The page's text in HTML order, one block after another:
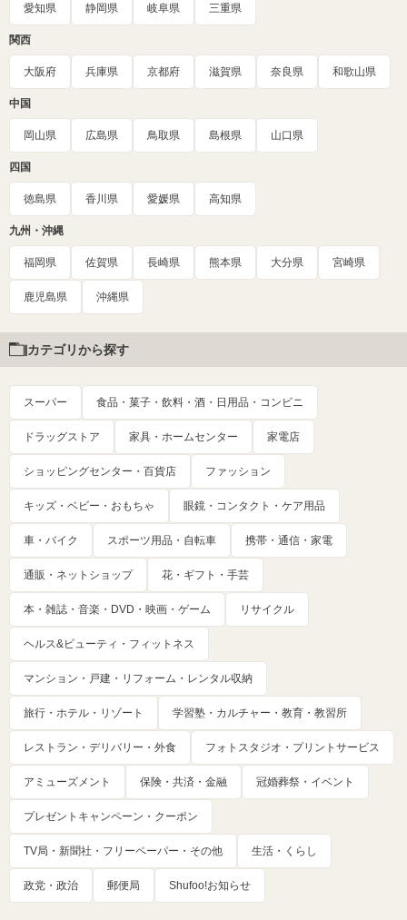
愛知県 静岡県 岐阜県 三重県
関西
大阪府 兵庫県 京都府 滋賀県 奈良県 和歌山県
中国
岡山県 広島県 鳥取県 島根県 山口県
四国
徳島県 香川県 愛媛県 高知県
九州・沖縄
福岡県 佐賀県 長崎県 熊本県 大分県 宮崎県
鹿児島県 沖縄県
カテゴリから探す
スーパー 食品・菓子・飲料・酒・日用品・コンビニ
ドラッグストア 家具・ホームセンター 家電店
ショッピングセンター・百貨店 ファッション
キッズ・ベビー・おもちゃ 眼鏡・コンタクト・ケア用品
車・バイク スポーツ用品・自転車 携帯・通信・家電
通販・ネットショップ 花・ギフト・手芸
本・雑誌・音楽・DVD・映画・ゲーム リサイクル
ヘルス&ビューティ・フィットネス
マンション・戸建・リフォーム・レンタル収納
旅行・ホテル・リゾート 学習塾・カルチャー・教育・教習所
レストラン・デリバリー・外食 フォトスタジオ・プリントサービス
アミューズメント 保険・共済・金融 冠婚葬祭・イベント
プレゼントキャンペーン・クーポン
TV局・新聞社・フリーペーパー・その他 生活・くらし
政党・政治 郵便局 Shufoo!お知らせ